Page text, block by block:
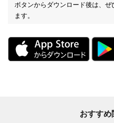
ボタンからダウンロード後は、ぜ
ます。
おすす